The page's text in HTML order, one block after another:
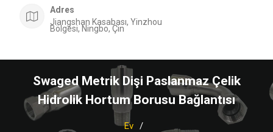
Adres
Jiangshan Kasabası, Yinzhou
Bölgesi, Ningbo, Çin
Swaged Metrik Dişi Paslanmaz Çelik
Hidrolik Hortum Borusu Bağlantısı
Ev